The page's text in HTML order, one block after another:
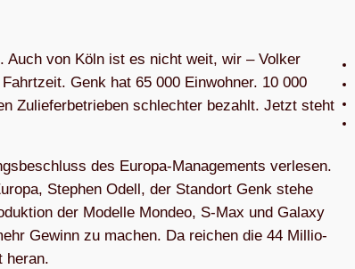
Auch von Köln ist es nicht weit, wir – Vol­ker
Genk hat 65 000 Ein­woh­ner. 10 000
Zu­lie­fer­be­trie­ben schlech­ter bezahlt. Jetzt steht
des Europa-Mana­ge­­ments ver­le­sen.
Ste­phen Odell, der Stand­ort Genk stehe
der Modelle Mon­deo, S‑Max und Galaxy
Gewinn zu machen. Da rei­chen die 44 Mil­lio­
heran.